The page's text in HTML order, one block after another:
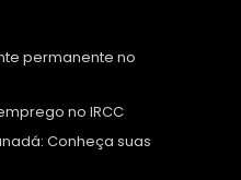
permanente no
no IRCC
Conheça suas